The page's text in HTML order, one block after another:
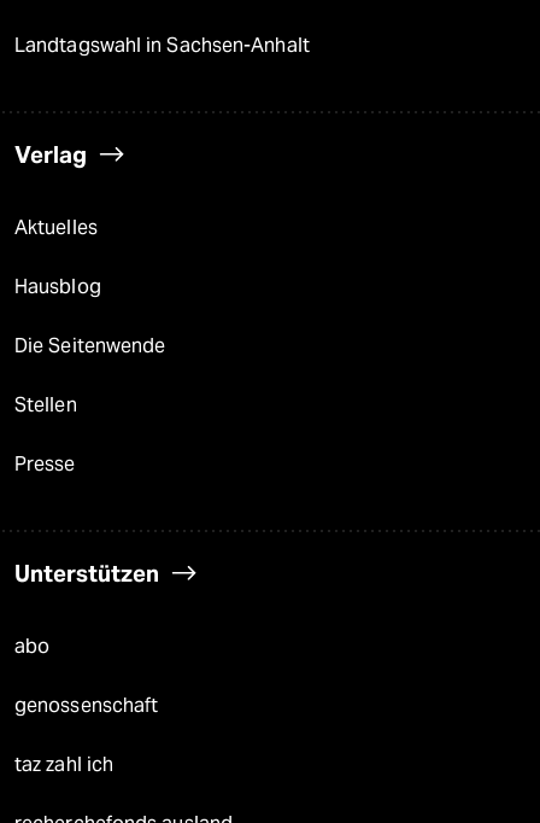
Landtagswahl in Sachsen-Anhalt
Verlag
Aktuelles
Hausblog
Die Seitenwende
Stellen
Presse
Unterstützen
abo
genossenschaft
taz zahl ich